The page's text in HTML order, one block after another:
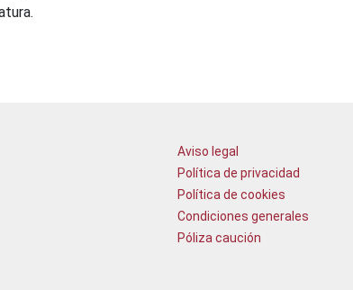
Aviso legal
Política de privacidad
Política de cookies
Condiciones generales
Póliza caución